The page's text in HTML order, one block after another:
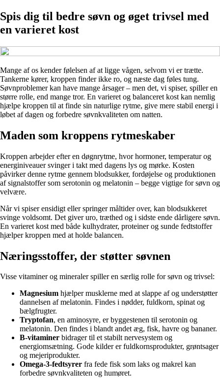
Spis dig til bedre søvn og øget trivsel med
en varieret kost
Mange af os kender følelsen af at ligge vågen, selvom vi er trætte.
Tankerne kører, kroppen finder ikke ro, og næste dag føles tung.
Søvnproblemer kan have mange årsager – men det, vi spiser, spiller en
større rolle, end mange tror. En varieret og balanceret kost kan nemlig
hjælpe kroppen til at finde sin naturlige rytme, give mere stabil energi i
løbet af dagen og forbedre søvnkvaliteten om natten.
Maden som kroppens rytmeskaber
Kroppen arbejder efter en døgnrytme, hvor hormoner, temperatur og
energiniveauer svinger i takt med dagens lys og mørke. Kosten
påvirker denne rytme gennem blodsukker, fordøjelse og produktionen
af signalstoffer som serotonin og melatonin – begge vigtige for søvn og
velvære.
Når vi spiser ensidigt eller springer måltider over, kan blodsukkeret
svinge voldsomt. Det giver uro, træthed og i sidste ende dårligere søvn.
En varieret kost med både kulhydrater, proteiner og sunde fedtstoffer
hjælper kroppen med at holde balancen.
Næringsstoffer, der støtter søvnen
Visse vitaminer og mineraler spiller en særlig rolle for søvn og trivsel:
Magnesium hjælper musklerne med at slappe af og understøtter
dannelsen af melatonin. Findes i nødder, fuldkorn, spinat og
bælgfrugter.
Tryptofan, en aminosyre, er byggestenen til serotonin og
melatonin. Den findes i blandt andet æg, fisk, havre og bananer.
B-vitaminer bidrager til et stabilt nervesystem og
energiomsætning. Gode kilder er fuldkornsprodukter, grøntsager
og mejeriprodukter.
Omega-3-fedtsyrer fra fede fisk som laks og makrel kan
forbedre søvnkvaliteten og humøret.